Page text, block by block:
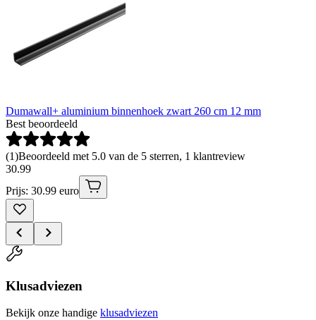
Dumawall+ aluminium binnenhoek zwart 260 cm 12 mm
Best beoordeeld
(1)Beoordeeld met 5.0 van de 5 sterren, 1 klantreview
30.99
Prijs: 30.99 euro
Klusadviezen
Bekijk onze handige klusadviezen